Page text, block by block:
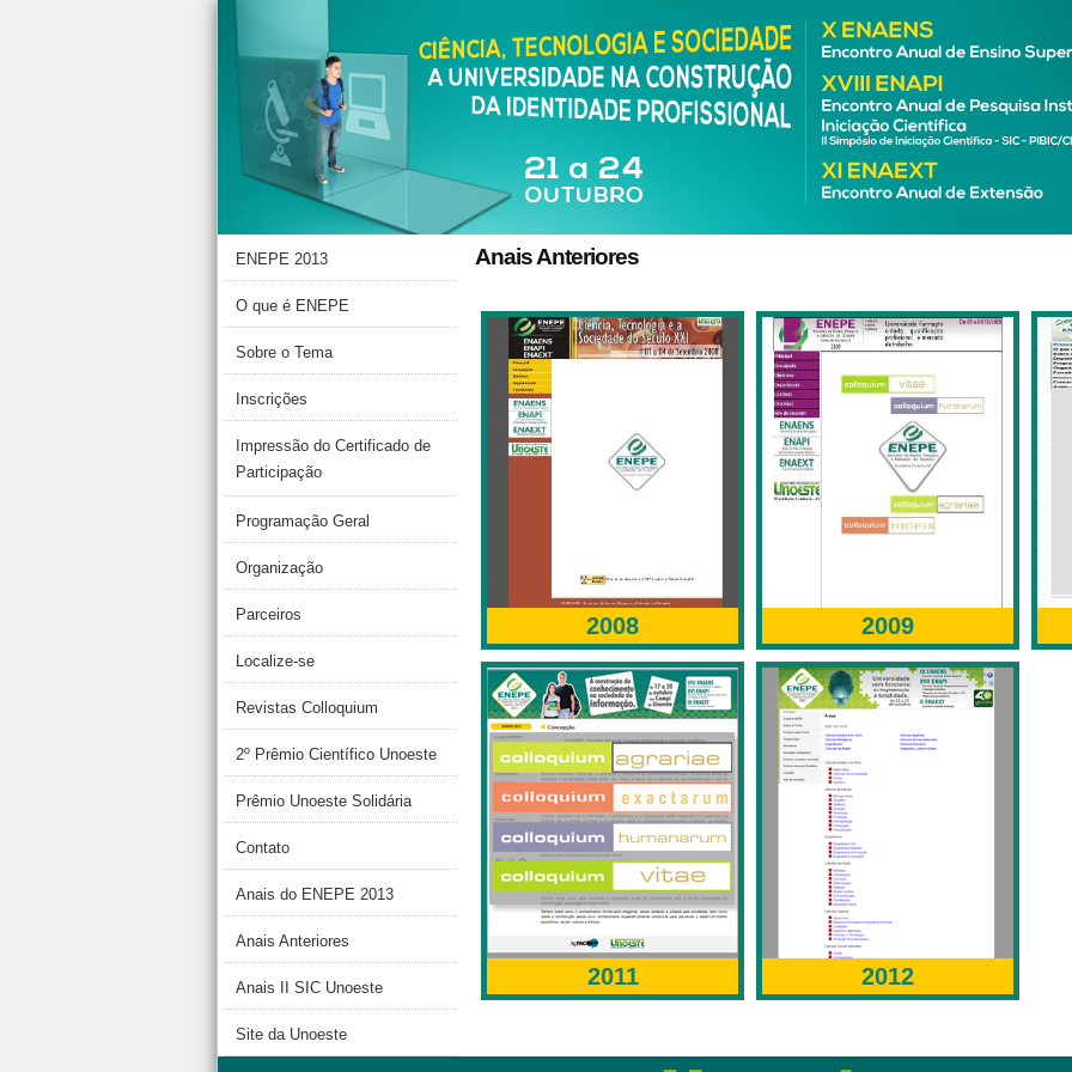
ENEPE 2013
O que é ENEPE
Sobre o Tema
Inscrições
Impressão do Certificado de
Participação
Programação Geral
Organização
Parceiros
Localize-se
Revistas Colloquium
2º Prêmio Científico Unoeste
Prêmio Unoeste Solidária
Contato
Anais do ENEPE 2013
Anais Anteriores
Anais II SIC Unoeste
Site da Unoeste
Anais Anteriores
2008 2009
2011 2012